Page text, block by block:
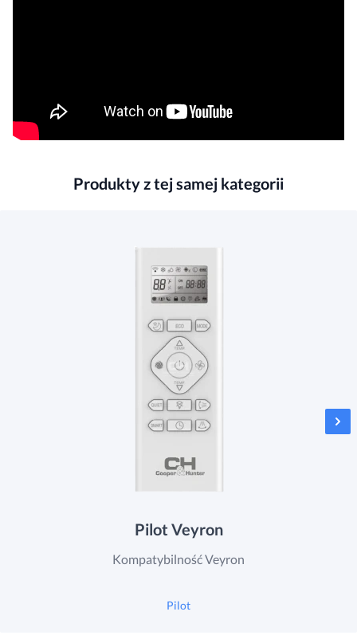
Produkty z tej samej kategorii
Pilot Veyron
Kompatybilność Veyron
Pilot